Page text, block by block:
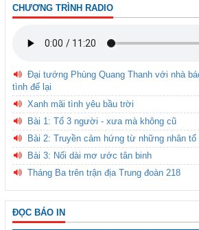
CHƯƠNG TRÌNH RADIO
Đại tướng Phùng Quang Thanh với nhà
tình để lại
Xanh mãi tình yêu bầu trời
Bài 1: Tổ 3 người - xưa mà không cũ
Bài 2: Truyền cảm hứng từ những nhân tố
Bài 3: Nối dài mơ ước tân binh
Tháng Ba trên trận địa Trung đoàn 218
ĐỌC BÁO IN